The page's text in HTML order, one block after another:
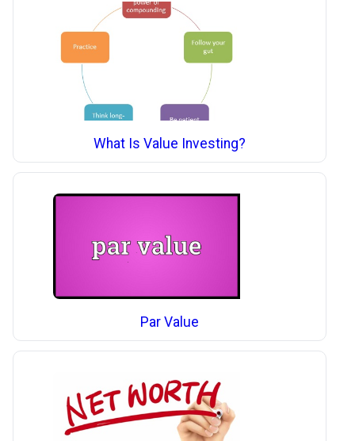
What Is Value Investing?
Par Value